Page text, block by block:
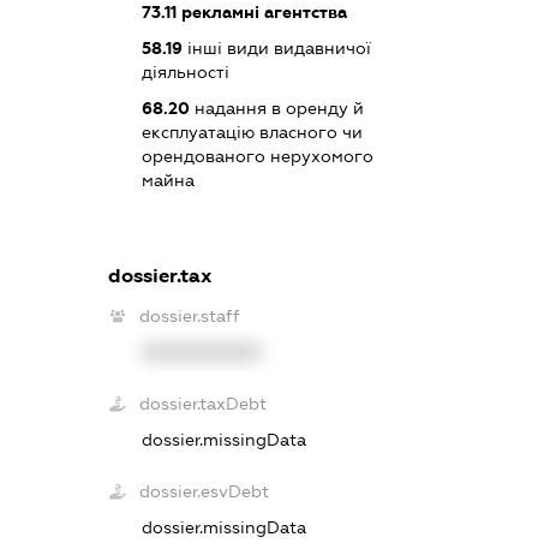
73.11 рекламні агентства
58.19 інші види видавничої
діяльності
68.20 надання в оренду й
експлуатацію власного чи
орендованого нерухомого
майна
dossier.tax
dossier.staff
dossier.taxDebt
dossier.missingData
dossier.esvDebt
dossier.missingData